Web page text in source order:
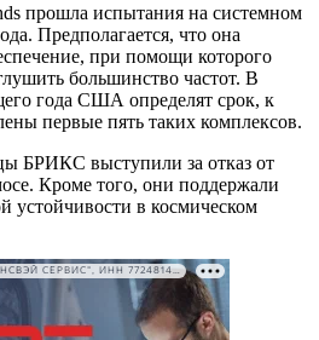
прошла испытания на системном
Предполагается, что она
при помощи которого
большинство частот. В
года США определят срок, к
первые пять таких комплексов.
БРИКС выступили за отказ от
Кроме того, они поддержали
устойчивости в космическом
РЕКЛАМА • ООО "ТРАНСВЭЙ СЕРВИС", ИНН 7724814198